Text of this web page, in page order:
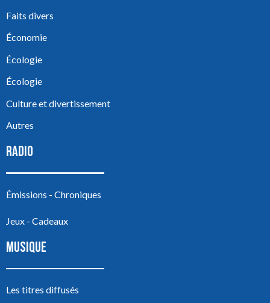
Faits divers
Économie
Écologie
Écologie
Culture et divertissement
Autres
RADIO
Émissions - Chroniques
Jeux - Cadeaux
MUSIQUE
Les titres diffusés